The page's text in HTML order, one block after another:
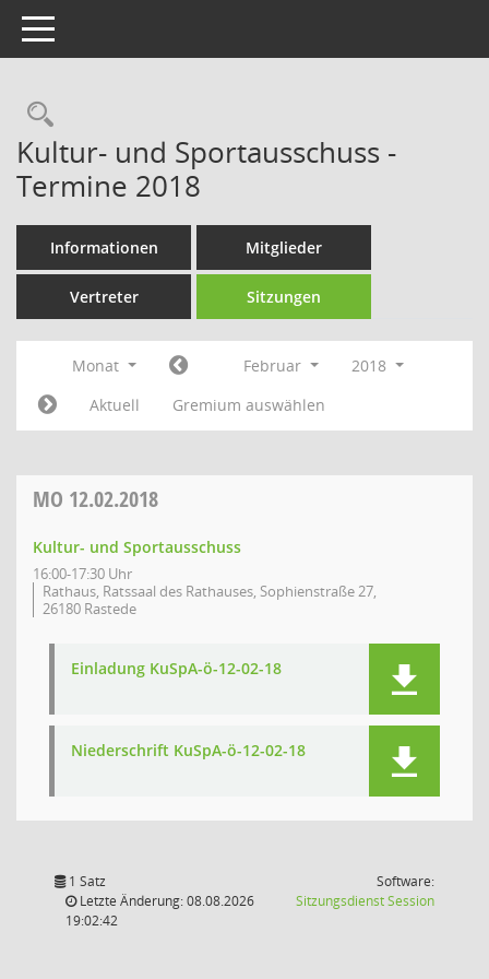
Toggle navigation
Rechercheauswahl
Kultur- und Sportausschuss -
Termine 2018
Informationen Mitglieder
Vertreter Sitzungen
Monat Februar
2018
Aktuell
Gremium auswählen
MO 12.02.2018
Kultur- und Sportausschuss
16:00-17:30 Uhr
Rathaus, Ratssaal des Rathauses, Sophienstraße 27,
26180 Rastede
Einladung KuSpA-ö-12-02-18
Niederschrift KuSpA-ö-12-02-18
1 Satz
Letzte Änderung: 08.08.2026
19:02:42
Software:
SitzungsdienstSession(Wird in